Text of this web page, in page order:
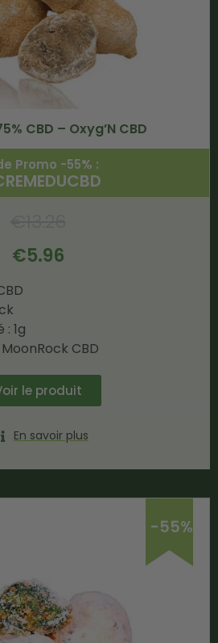
CBD – Oxyg’N CBD
Promo -55% :
€5.96
1g
CBD
le produit
En savoir plus
-55%